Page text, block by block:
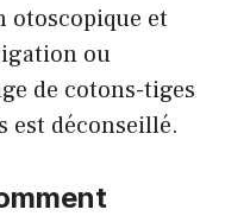
otoscopique et
ou
de cotons-tiges
est déconseillé.